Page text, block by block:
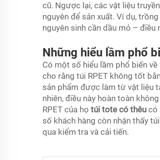
cũ. Ngược lại, các vật liệu
nguyên để sản xuất. Ví dụ,
nguyên sinh cần dầu mỏ –
Những hiểu lầm phổ
Có một số hiểu lầm phổ biến
cho rằng túi RPET không tốt
sản phẩm được làm từ vật liệu
nhiên, điều này hoàn toàn
RPET của họ túi tote có thêu có
số khách hàng còn nhận thấy
qua kiểm tra và cải tiến.